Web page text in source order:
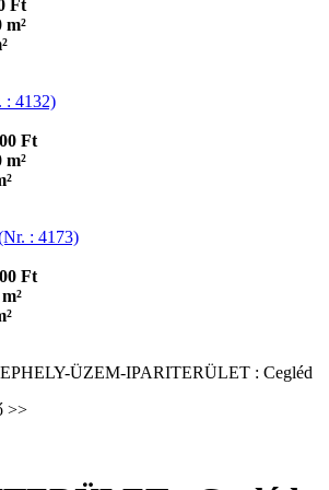
Ft
m²
: 4132)
Ft
m²
: 4173)
Ft
ÜZEM-IPARITERÜLET : Cegléd
>>